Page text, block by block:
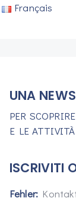
Français
UNA
PER
E LE
ISCRIVITI
Fehler: